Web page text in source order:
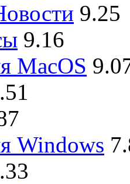
9.25
9.16
MacOS
Windows